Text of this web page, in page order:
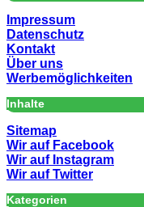
Impressum
Datenschutz
Kontakt
Über uns
Werbemöglichkeiten
Inhalte
Sitemap
Wir auf Facebook
Wir auf Instagram
Wir auf Twitter
Kategorien